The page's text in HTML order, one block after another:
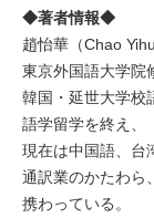
◆著者情報◆
趙怡華（Chao
東京外国語大学院
韓国・延世大学校
語学留学を終え、
現在は中国語、台
通訳業のかたわら
携わっている。